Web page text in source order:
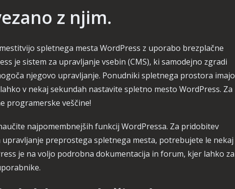
z njim.
spletnega mesta WordPress z uporabo brezplačne
je sistem za upravljanje vsebin (CMS), ki samodejno zgradi
njegovo upravljanje. Ponudniki spletnega prostora imajo
v nekaj sekundah nastavite spletno mesto WordPress. Za
programerske veščine!
najpomembnejših funkcij WordPressa. Za pridobitev
preprostega spletnega mesta, potrebujete le nekaj
je na voljo podrobna dokumentacija in forum, kjer lahko za